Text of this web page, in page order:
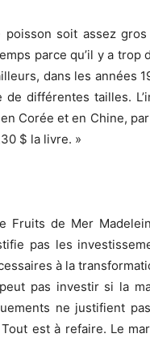
poisson soit assez
parce qu’il y a
dans les années
différentes tailles.
Corée et en Chine,
$ la livre. »
Fruits de Mer
pas les
à la
pas investir si la
ne justifient
est à refaire. Le